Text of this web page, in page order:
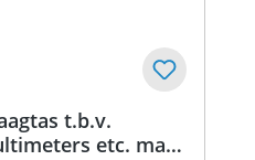
t.b.v.
etc. maat